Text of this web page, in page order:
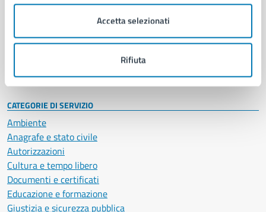
Accetta selezionati
Rifiuta
Enti e fondazioni
Personale amministrativo
Intranet, posta aziendale e protocollo
CATEGORIE DI SERVIZIO
Ambiente
Anagrafe e stato civile
Autorizzazioni
Cultura e tempo libero
Documenti e certificati
Educazione e formazione
Giustizia e sicurezza pubblica